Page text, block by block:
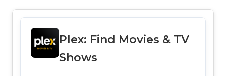
Plex: Find Movies & TV
Shows